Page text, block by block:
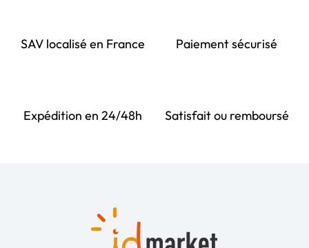
SAV localisé en France Paiement sécurisé
Expédition en 24/48h Satisfait ou remboursé